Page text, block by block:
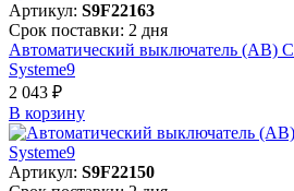
Артикул: S9F22163
Срок поставки: 2 дня
Автоматический выключатель (АВ)
Systeme9
2 043 ₽
В корзинy
Артикул: S9F22150